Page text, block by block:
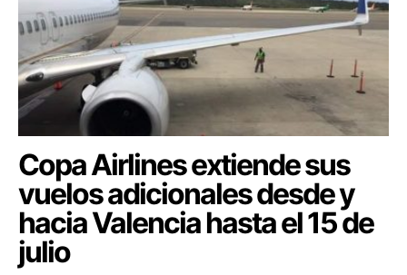
Copa Airlines extiende sus
vuelos adicionales desde y
hacia Valencia hasta el 15 de
julio